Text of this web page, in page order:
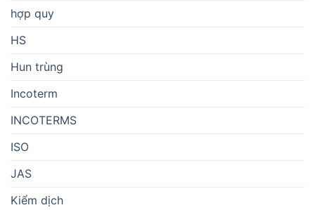
hợp quy
HS
Hun trùng
Incoterm
INCOTERMS
ISO
JAS
Kiểm dịch